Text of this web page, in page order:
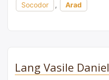
Socodor , Arad
Lang Vasile Daniel